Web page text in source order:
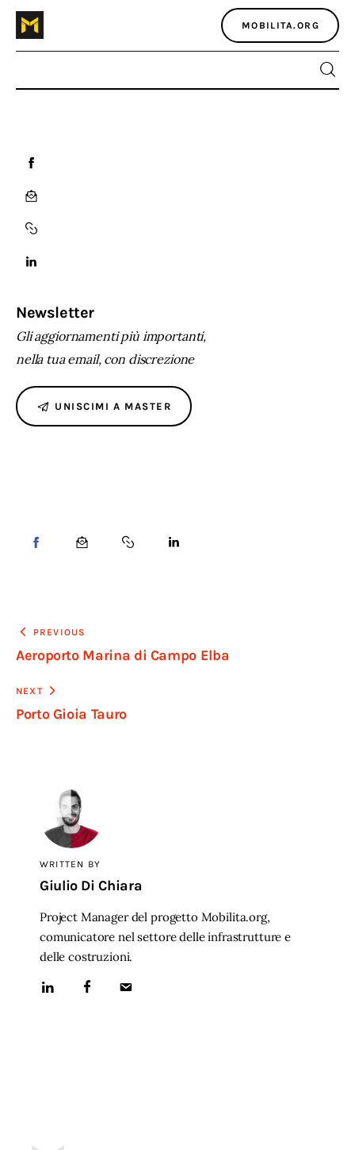
MOBILITA.ORG
Atlante dei masters
Argomenti
Agenzia e media
Contatti
Newsletter
Gli aggiornamenti più importanti,
nella tua email, con discrezione
UNISCIMI A MASTER
PREVIOUS
Aeroporto Marina di Campo Elba
NEXT
Porto Gioia Tauro
WRITTEN BY
Giulio Di Chiara
Project Manager del progetto Mobilita.org,
comunicatore nel settore delle infrastrutture e
delle costruzioni.